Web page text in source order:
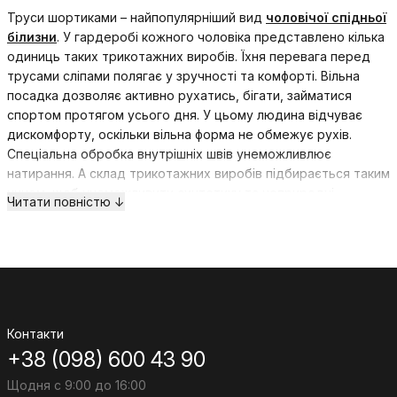
Труси шортиками – найпопулярніший вид чоловічої спідньої
білизни. У гардеробі кожного чоловіка представлено кілька
одиниць таких трикотажних виробів. Їхня перевага перед
трусами сліпами полягає у зручності та комфорті. Вільна
посадка дозволяє активно рухатись, бігати, займатися
спортом протягом усього дня. У цьому людина відчуває
дискомфорту, оскільки вільна форма не обмежує рухів.
Спеціальна обробка внутрішніх швів унеможливлює
натирання. А склад трикотажних виробів підбирається таким
купити оптом
Перший критерій, за яким ділиться чоловіча спідня білизна –
Читати повністю ↓
Контакти
+38 (098) 600 43 90
Щодня с 9:00 до 16:00